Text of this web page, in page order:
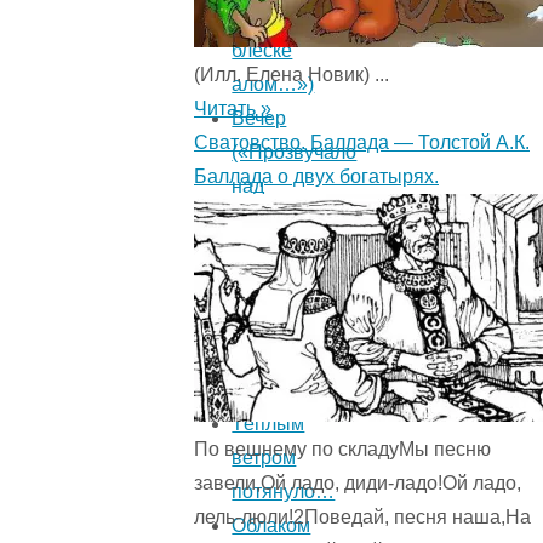
в
блеске
алом…»)
Вечер
(«Прозвучало
над
ясной
рекою…»)
Тёплый
ветер
тихо
веет…
Тёплым
ветром
потянуло…
Облаком
(Илл. Елена Новик) ...
Читать »
Сватовство. Баллада — Толстой А.К.
Баллада о двух богатырях.
По вешнему по складуМы песню
завели,Ой ладо, диди-ладо!Ой ладо,
лель-люли!2Поведай, песня наша,На